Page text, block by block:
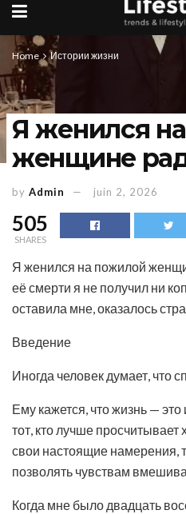
Home Истории жизни
Я женился
женщине
by Admin juin 2, 2026
505
SHARES
Я женился на пожилой
её смерти я не получил ни
оставила мне, оказалось
Введение
Иногда человек думает, что
Ему кажется, что жизнь —
тот, кто лучше просчитывает
свои настоящие намерения,
позволять чувствам
Когда мне было двадцать